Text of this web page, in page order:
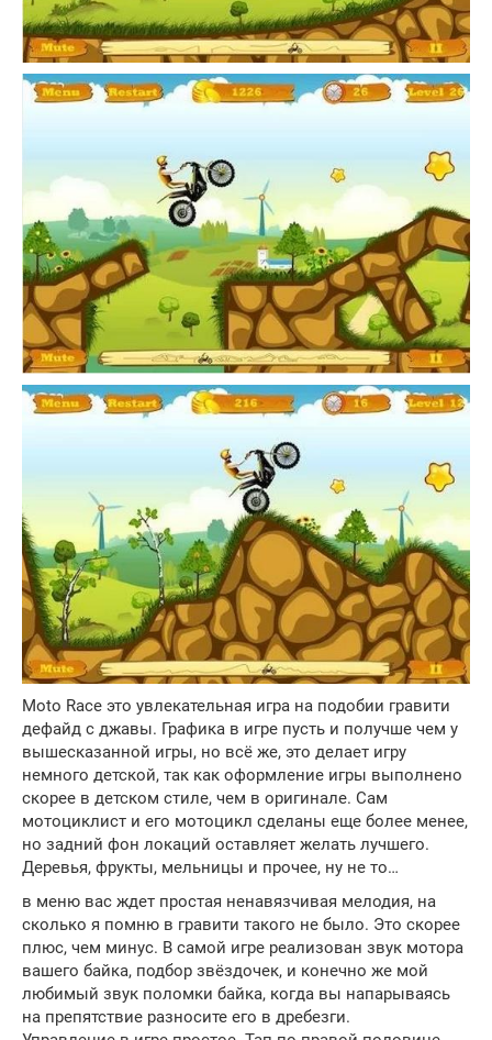
Moto Race это увлекательная игра на подобии гравити
дефайд с джавы. Графика в игре пусть и получше чем у
вышесказанной игры, но всё же, это делает игру
немного детской, так как оформление игры выполнено
скорее в детском стиле, чем в оригинале. Сам
мотоциклист и его мотоцикл сделаны еще более менее,
но задний фон локаций оставляет желать лучшего.
Деревья, фрукты, мельницы и прочее, ну не то…
в меню вас ждет простая ненавязчивая мелодия, на
сколько я помню в гравити такого не было. Это скорее
плюс, чем минус. В самой игре реализован звук мотора
вашего байка, подбор звёздочек, и конечно же мой
любимый звук поломки байка, когда вы напарываясь
на препятствие разносите его в дребезги.